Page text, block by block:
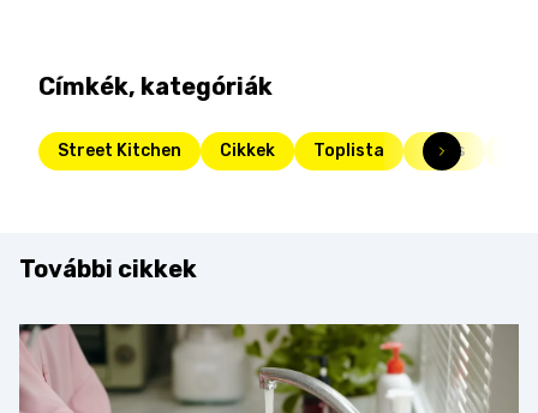
Címkék, kategóriák
Street Kitchen Cikkek Toplista Friss
További cikkek